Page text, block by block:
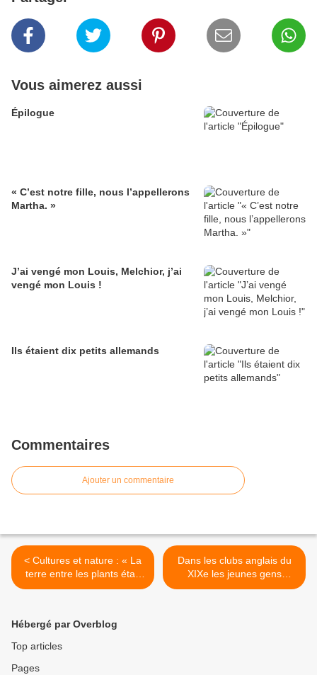
Vous aimerez aussi
Épilogue
« C’est notre fille, nous l’appellerons
Martha. »
J’ai vengé mon Louis, Melchior, j’ai
vengé mon Louis !
Ils étaient dix petits allemands
Commentaires
Ajouter un commentaire
< Cultures et nature : « La
terre entre les plants était
une surface uniforme,
gengiskhanide. »
Dans les clubs anglais du
XIXe les jeunes gens
désargentés en jouant au
Hébergé par Overblog
Top articles
Pages